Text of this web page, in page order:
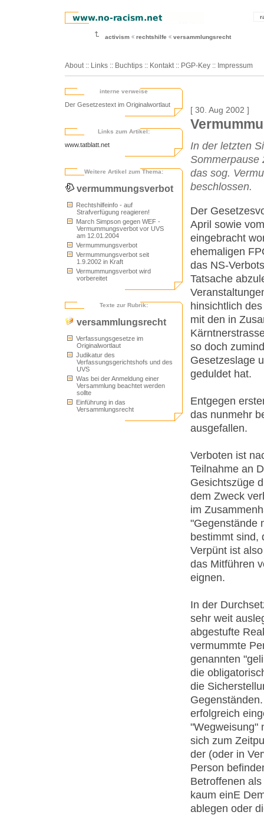
activism rechtshilfe versammlungsrecht
About :: Links :: Buchtips :: Kontakt :: PGP-Key :: Impressum
interne verweise
Der Gesetzestext im Originalwortlaut
Links zum Artikel:
www.tatblatt.net
Weitere Artikel zum Thema:
vermummungsverbot
Rechtshilfeinfo - auf
Strafverfügung reagieren!
March Simpson gegen WEF -
Vermummungsverbot vor UVS
am 12.01.2004
Vermummungsverbot
Vermummungsverbot seit
1.9.2002 in Kraft
Vermummungsverbot wird
vorbereitet
Texte zur Rubrik:
versammlungsrecht
Verfassungsgesetze im
Originalwortlaut
Judikatur des
Verfassungsgerichtshofs und des
UVS
Was bei der Anmeldung einer
Versammlung beachtet werden
sollte
Einführung in das
Versammlungsrecht
[ 30. Aug 2002 ]
In der letzten
Sommerpause
das sog.
beschlossen.
Der
April sowie
eingebracht
ehemaligen
das NS-
Tatsache
hinsichtlich
mit den in
so doch
Gesetzeslage
geduldet hat.
Entgegen
das nunmehr
ausgefallen.
Verboten ist
Teilnahme an
Gesichtszüge
dem Zweck
im
"Gegenstände
bestimmt sind,
Verpünt ist
das Mitführen
eignen.
In der
sehr weit
abgestufte
vermummte
genannten
die
die
erfolgreich
"Wegweisung"
sich zum
der (oder in
Person
Betroffenen
kaum einE
ablegen oder